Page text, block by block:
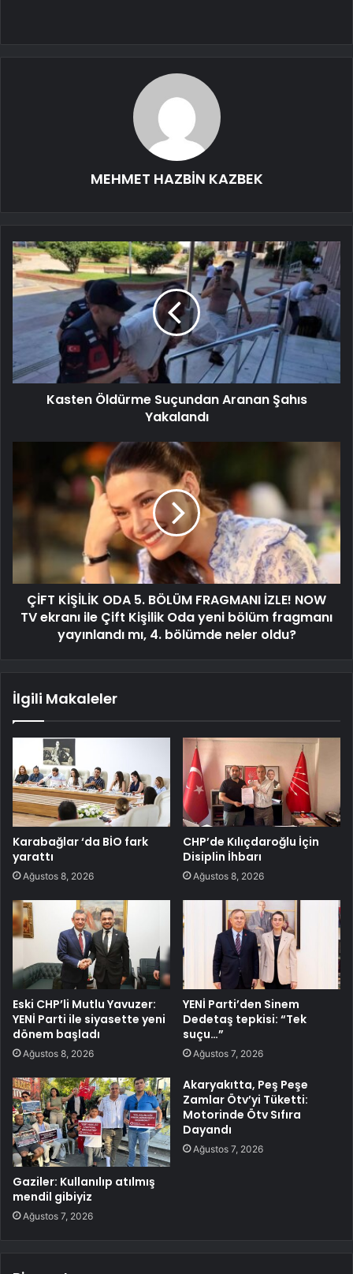
MEHMET HAZBİN KAZBEK
Kasten Öldürme Suçundan Aranan Şahıs
Yakalandı
ÇİFT KİŞİLİK ODA 5. BÖLÜM FRAGMANI İZLE! NOW
TV ekranı ile Çift Kişilik Oda yeni bölüm fragmanı
yayınlandı mı, 4. bölümde neler oldu?
İlgili Makaleler
Karabağlar ‘da BİO fark
yarattı
Ağustos 8, 2026
CHP’de Kılıçdaroğlu İçin
Disiplin İhbarı
Ağustos 8, 2026
Eski CHP’li Mutlu Yavuzer:
YENİ Parti ile siyasette yeni
dönem başladı
Ağustos 8, 2026
YENİ Parti’den Sinem
Dedetaş tepkisi: “Tek
suçu…”
Ağustos 7, 2026
Gaziler: Kullanılıp atılmış
mendil gibiyiz
Ağustos 7, 2026
Akaryakıtta, Peş Peşe
Zamlar Ötv’yi Tüketti:
Motorinde Ötv Sıfıra
Dayandı
Ağustos 7, 2026